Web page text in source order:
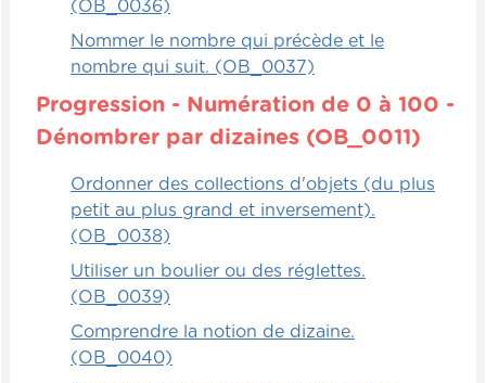
les réponses à ces fameuses équations-là,
mélangées. Donc par la suite, l'enfant devra
simplement, avec des crayons de couleur
réponse.
trompé, c'est parce qu'il aura par exemple
voulu associer deux réponses pour une
même équation. Dans ce cas, ce ne sera
pas possible, alors il saura qu'il a fait une
mauvaise réponse. Il devra recommencer et
soustraction et quelle est la différence et le
résultat final.
(OB_0036)
Nommer le nombre qui précède et le
nombre qui suit. (OB_0037)
Progression - Numération de 0 à 100 -
Dénombrer par dizaines (OB_0011)
Ordonner des collections d'objets (du plus
petit au plus grand et inversement).
(OB_0038)
Utiliser un boulier ou des réglettes.
(OB_0039)
Comprendre la notion de dizaine.
(OB_0040)